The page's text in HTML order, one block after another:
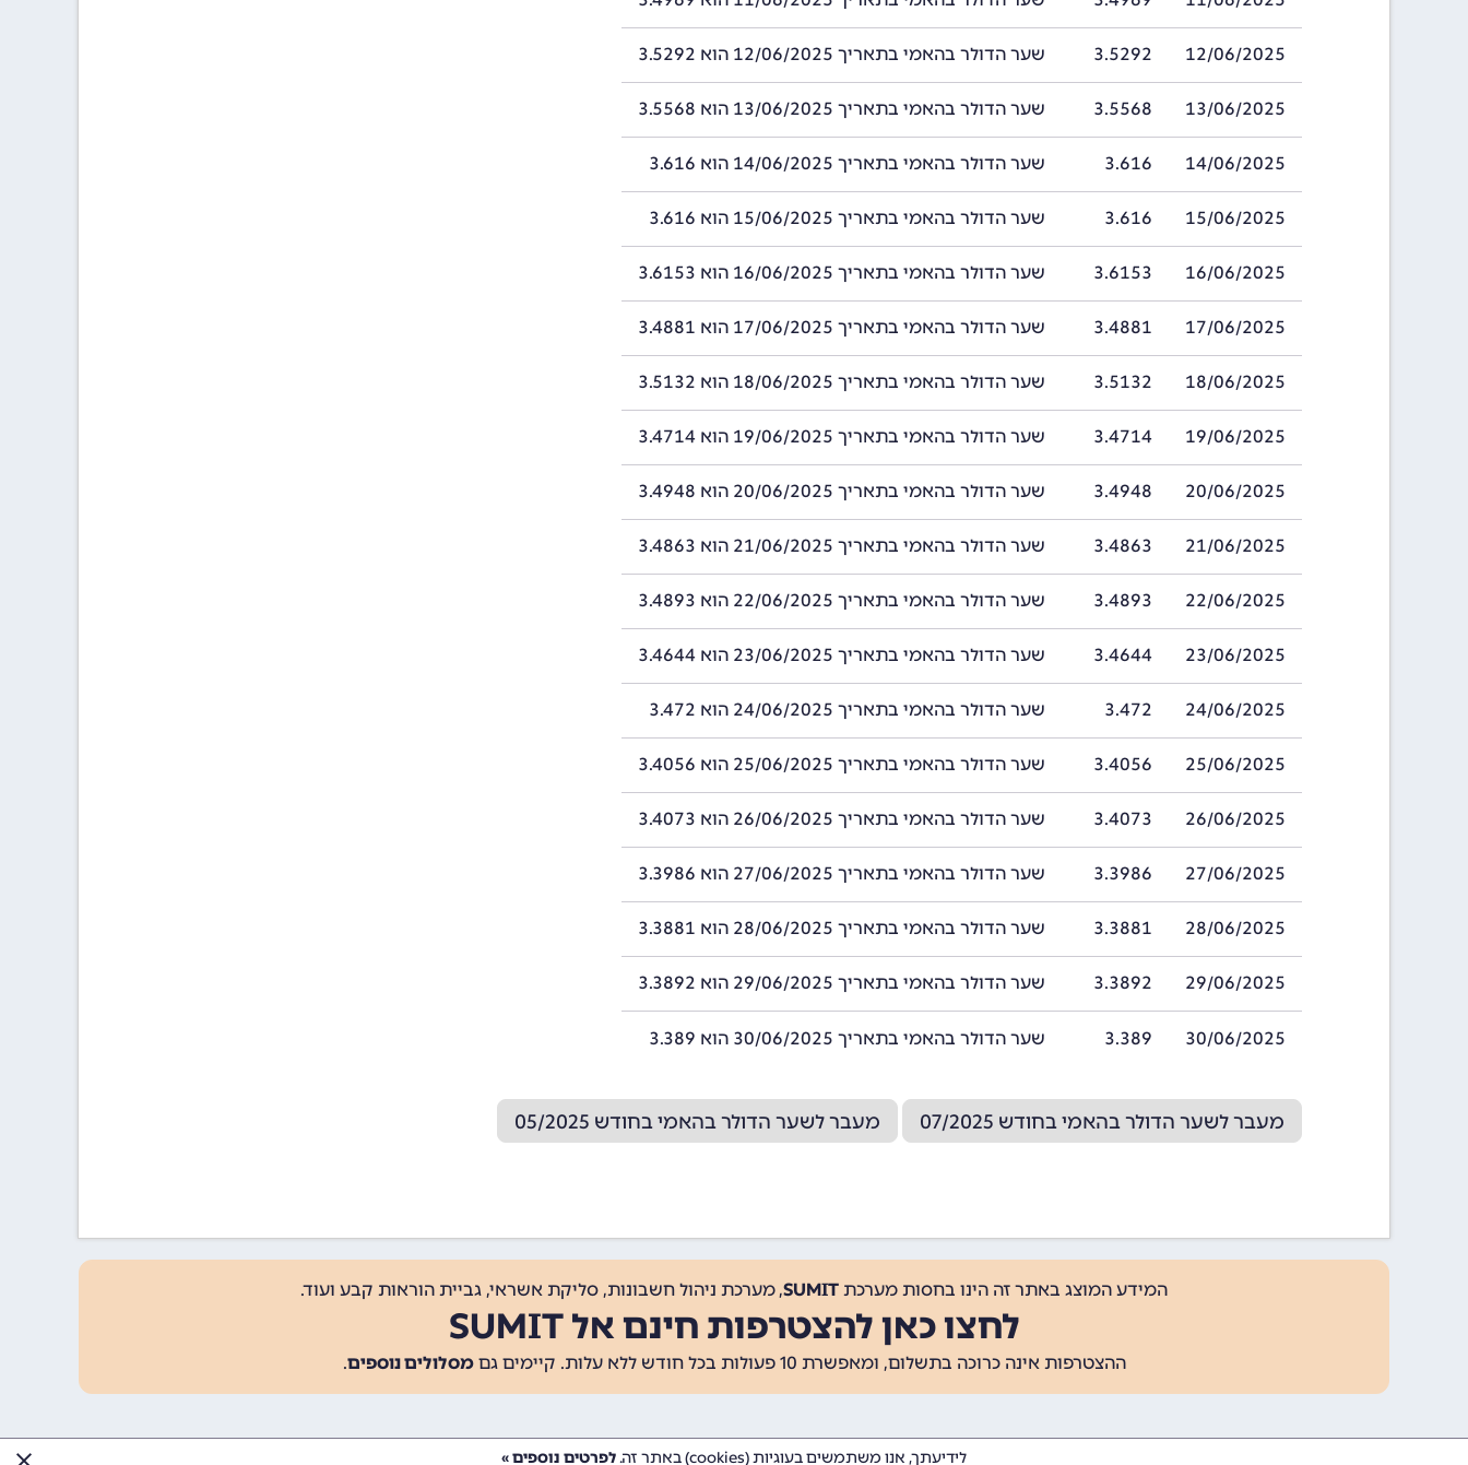
12/06/2025
3.5292 שער הדולר בהאמי בתאריך 12/06/2025 הוא 3.5292
13/06/2025
3.5568 שער הדולר בהאמי בתאריך 13/06/2025 הוא 3.5568
14/06/2025
3.616 שער הדולר בהאמי בתאריך 14/06/2025 הוא 3.616
15/06/2025
3.616 שער הדולר בהאמי בתאריך 15/06/2025 הוא 3.616
16/06/2025
3.6153 שער הדולר בהאמי בתאריך 16/06/2025 הוא 3.6153
17/06/2025
3.4881 שער הדולר בהאמי בתאריך 17/06/2025 הוא 3.4881
18/06/2025
3.5132 שער הדולר בהאמי בתאריך 18/06/2025 הוא 3.5132
19/06/2025
3.4714 שער הדולר בהאמי בתאריך 19/06/2025 הוא 3.4714
20/06/2025
3.4948 שער הדולר בהאמי בתאריך 20/06/2025 הוא 3.4948
21/06/2025
3.4863 שער הדולר בהאמי בתאריך 21/06/2025 הוא 3.4863
22/06/2025
3.4893 שער הדולר בהאמי בתאריך 22/06/2025 הוא 3.4893
23/06/2025
3.4644 שער הדולר בהאמי בתאריך 23/06/2025 הוא 3.4644
24/06/2025
3.472 שער הדולר בהאמי בתאריך 24/06/2025 הוא 3.472
25/06/2025
3.4056 שער הדולר בהאמי בתאריך 25/06/2025 הוא 3.4056
26/06/2025
3.4073 שער הדולר בהאמי בתאריך 26/06/2025 הוא 3.4073
27/06/2025
3.3986 שער הדולר בהאמי בתאריך 27/06/2025 הוא 3.3986
28/06/2025
3.3881 שער הדולר בהאמי בתאריך 28/06/2025 הוא 3.3881
29/06/2025
3.3892 שער הדולר בהאמי בתאריך 29/06/2025 הוא 3.3892
30/06/2025
3.389 שער הדולר בהאמי בתאריך 30/06/2025 הוא 3.389
מעבר לשער הדולר בהאמי בחודש 07/2025 מעבר לשער הדולר בהאמי בחודש 05/2025
המידע המוצג באתר זה הינו בחסות מערכת SUMIT, מערכת ניהול חשבונות, סליקת אשראי, גביית הוראות קבע ועוד.
לחצו כאן להצטרפות חינם אל SUMIT
ההצטרפות אינה כרוכה בתשלום, ומאפשרת 10 פעולות בכל חודש ללא עלות. קיימים גם מסלולים נוספים.
לידיעתך, אנו משתמשים בעוגיות (cookies) באתר זה. לפרטים נוספים »